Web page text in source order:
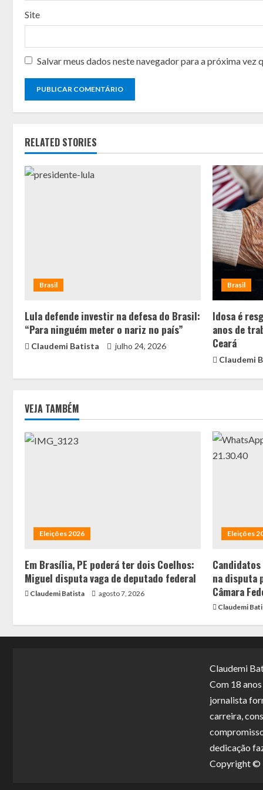
g
Site
Salvar meus dados neste navegador para a próxima vez
RELATED STORIES
Brasil
Lula defende investir na defesa do Brasil:
“Para ninguém meter o nariz no país”
Claudemi Batista julho 24, 2026
Brasil
Idosa é
anos de
Ceará
Claudemi
VEJA TAMBÉM
Eleições 2026
Em Brasília, PE poderá ter dois Coelhos:
Miguel disputa vaga de deputado federal
Claudemi Batista agosto 7, 2026
Eleições
na disputa
Câmara
Claudemi
Claudemi
Com 18
jornalista
carreira,
dedicação
Copyright ©